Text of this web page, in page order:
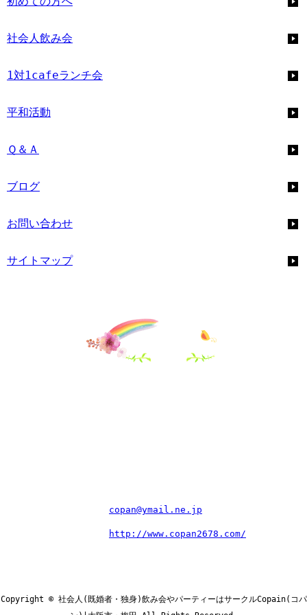
社会人飲み会
1対1cafeランチ会
平和活動
Ｑ＆Ａ
ブログ
お問い合わせ
サイトマップ
copan@ymail.ne.jp
http://www.copan2678.com/
Copyright © 社会人(既婚者・独身)飲み会やパーティーはサークルCopain(コパ